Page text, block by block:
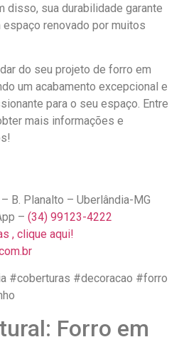
disso, sua durabilidade garante
renovado por muitos
do seu projeto de forro em
um acabamento excepcional e
para o seu espaço. Entre
mais informações e
B. Planalto – Uberlândia-MG
–(34) 99123-4222
, clique aqui!
#coberturas #decoracao #forro
Forro em